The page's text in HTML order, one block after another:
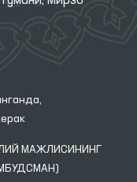
МАЖЛИСИНИНГ